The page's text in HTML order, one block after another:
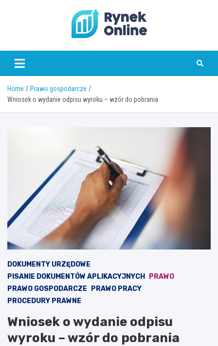
www.rynekonline.pl
Home
Prawo gospodarcze
Wniosek o wydanie odpisu wyroku – wzór do pobrania
DOKUMENTY URZĘDOWE
PISANIE DOKUMENTÓW APLIKACYJNYCH
PRAWO
PRAWO GOSPODARCZE
PRAWO PRACY
PROCEDURY PRAWNE
Wniosek o wydanie odpisu
wyroku – wzór do pobrania